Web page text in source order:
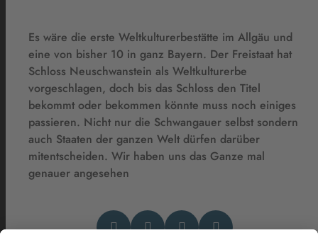
Es wäre die erste Weltkulturerbestätte im Allgäu und
eine von bisher 10 in ganz Bayern. Der Freistaat hat
Schloss Neuschwanstein als Weltkulturerbe
vorgeschlagen, doch bis das Schloss den Titel
bekommt oder bekommen könnte muss noch einiges
passieren. Nicht nur die Schwangauer selbst sondern
auch Staaten der ganzen Welt dürfen darüber
mitentscheiden. Wir haben uns das Ganze mal
genauer angesehen